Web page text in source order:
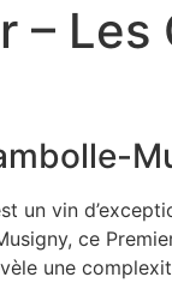
– Les
un vin
ce
une